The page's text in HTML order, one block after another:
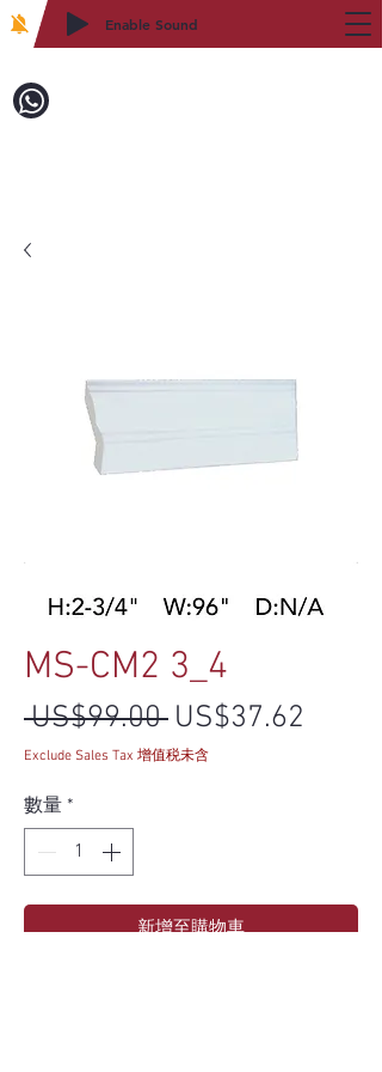
Enable Sound
MS-CM2 3_4
US$99.00 一般價格
US$37.62
Exclude Sales Tax 增值税未含
數量 *
新增至購物車